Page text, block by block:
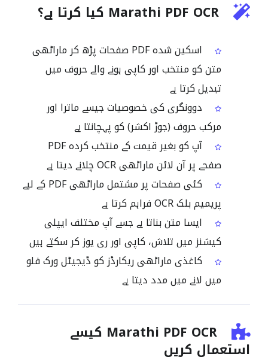
Marathi PDF OCR کیا کرتا ہے؟
اسکین شدہ PDF صفحات پڑھ کر ماراٹھی
متن کو منتخب اور کاپی ہونے والے حروف میں
تبدیل کرتا ہے
دوونگری کی خصوصیات جیسے ماترا اور
مرکب حروف (جوڑ اکشر) کو پہچانتا ہے
آپ کو بغیر قیمت کے منتخب کردہ PDF
صفحے پر آن لائن ماراٹھی OCR چلانے دیتا ہے
کئی صفحات پر مشتمل ماراٹھی PDF کے لیے
پریمیم بلک OCR فراہم کرتا ہے
ایسا متن بناتا ہے جسے آپ مختلف ایپلی
کیشنز میں تلاش، کاپی اور ری یوز کر سکتے ہیں
کاغذی ماراٹھی ریکارڈز کو ڈیجیٹل ورک فلو
میں لانے میں مدد دیتا ہے
Marathi PDF OCR کیسے
استعمال کریں